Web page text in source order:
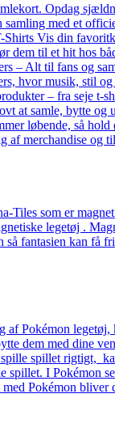
Opdag
med et
Vis din
dem til et hit hos
– Alt til fans og
hvor musik, stil
– fra seje t-
at samle, bytte
løbende, så
af merchandise
Tiles som er
legetøj .
så fantasien kan få
af Pokémon
dem med dine
spillet rigtigt,
spillet. I Pokémon
Pokémon